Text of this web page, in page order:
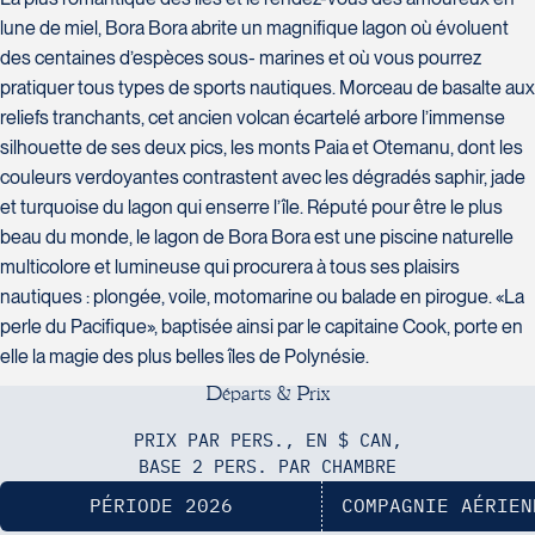
lune de miel, Bora Bora abrite un magnifique lagon où évoluent
des centaines d’espèces sous- marines et où vous pourrez
pratiquer tous types de sports nautiques. Morceau de basalte aux
reliefs tranchants, cet ancien volcan écartelé arbore l’immense
silhouette de ses deux pics, les monts Paia et Otemanu, dont les
couleurs verdoyantes contrastent avec les dégradés saphir, jade
et turquoise du lagon qui enserre l’île. Réputé pour être le plus
beau du monde, le lagon de Bora Bora est une piscine naturelle
multicolore et lumineuse qui procurera à tous ses plaisirs
nautiques : plongée, voile, motomarine ou balade en pirogue. «La
perle du Pacifique», baptisée ainsi par le capitaine Cook, porte en
elle la magie des plus belles îles de Polynésie.
Départs & Prix
PRIX PAR PERS., EN $ CAN,
BASE 2 PERS. PAR CHAMBRE
PÉRIODE 2026 COMPAGNIE
Voyages Nouveau-Monde
420 Boulevard Manseau
Joliette
J6E 3E1
Tél :450-755-5557 / 1-877-751-5557
Voyages Terre et Monde
J6X 2Z5
450-964-3574
Tél :450-437-2324
Voyages des Laurentides
939 Boulevard Albiny-Paquette
Mont-Laurier
J9L 3J1
Tél :819-623-2511 / 1-866-385-2511
H7T 1C8
Tél :450-688-6211 / 1-888-682-8616
Club Voyages Orientation
1001 Boulevard de Montarville - local
39
Boucherville
J4B 6P5
Tél :450-655-1855 / 1-866-655-5736
Club Voyages Princesse
450-372-4444
La Forfaiterie Voyages
5401 Boulevard Des Galeries - Local
104 (porte H)
Québec
G2K 1N4
Tél :418-652-2400 / 1-888-848-1518
Le Voyagiste de Québec
- Suite 120QuébecG1W 0C1
Tél :418-977-4080 / 1-877-977-4080
SOUMETTRE